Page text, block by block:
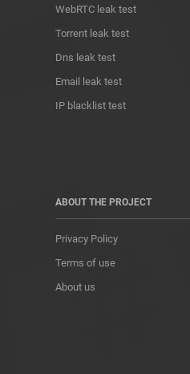
WebRTC leak test
Torrent leak test
Dns leak test
Email leak test
IP blacklist test
ABOUT THE PROJECT
Privacy Policy
Terms of use
About us